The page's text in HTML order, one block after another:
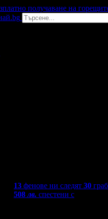
получаване на
13 фенове ни следят 30
508лв. спестени с